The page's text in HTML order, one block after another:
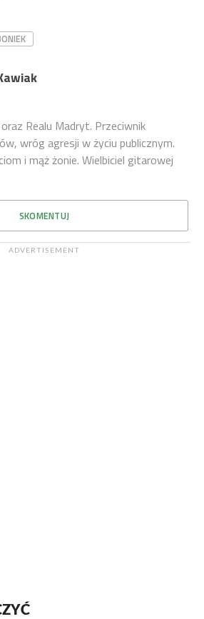
Realu Madryt. Przeciwnik
wróg agresji w życiu publicznym.
i mąż żonie. Wielbiciel gitarowej
SKOMENTUJ
ADVERTISEMENT